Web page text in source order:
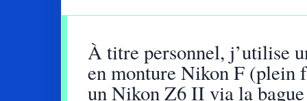
À titre personnel, j’utilise
en monture Nikon F (plein
un Nikon Z6 II via la bague